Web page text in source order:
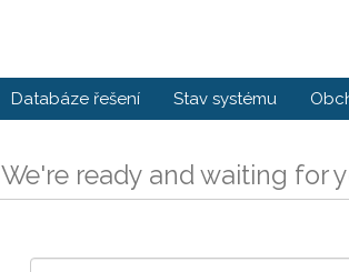
Databáze řešení Stav systému
We're ready and waiting for